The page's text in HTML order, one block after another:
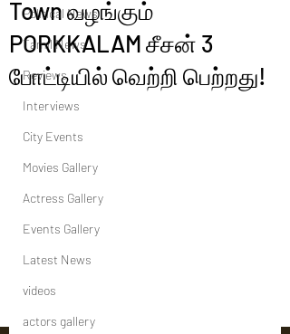
Political News
Tamil News
Reviews
Interviews
City Events
Movies Gallery
Actress Gallery
Events Gallery
Latest News
videos
actors gallery
Town வழங்கும்
PORKKALAM சீசன் 3
போட்டியில் வெற்றி பெற்றது!